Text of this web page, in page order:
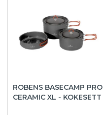
ROBENS BASECAMP PRO
CERAMIC XL - KOKESETT